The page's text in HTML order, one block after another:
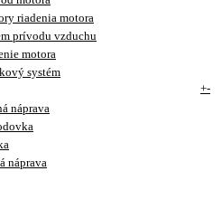
riadenia motora
prívodu vzduchu
motora
systém
+-
náprava
náprava